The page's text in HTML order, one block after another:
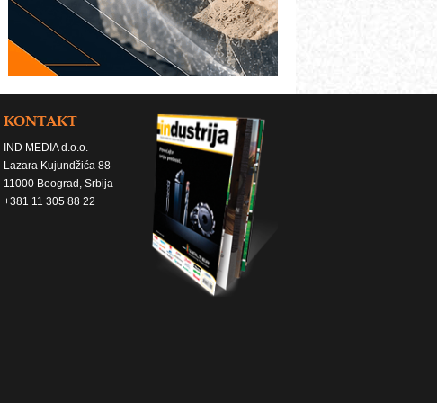
KONTAKT
IND MEDIA d.o.o.
Lazara Kujundžića 88
11000 Beograd, Srbija
+381 11 305 88 22